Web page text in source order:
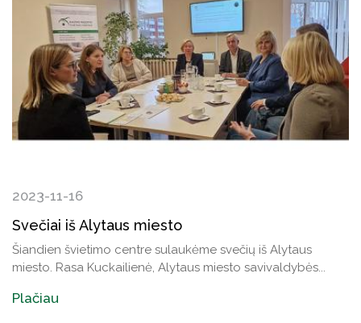
2023-11-16
Svečiai iš Alytaus miesto
Šiandien švietimo centre sulaukėme svečių iš Alytaus
miesto. Rasa Kuckailienė, Alytaus miesto savivaldybės...
Plačiau